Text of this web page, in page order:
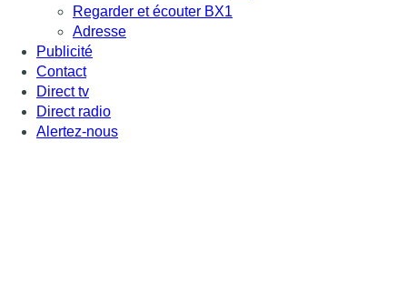
Regarder et écouter BX1
Adresse
Publicité
Contact
Direct tv
Direct radio
Alertez-nous